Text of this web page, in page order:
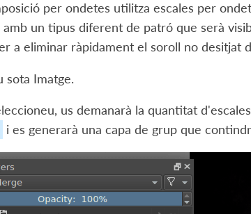
per ondetes utilitza escales per
amb un tipus diferent de patró que serà
a eliminar ràpidament el soroll no desitjat
sota Imatge.
us demanarà la quantitat
i es generarà una capa de grup que